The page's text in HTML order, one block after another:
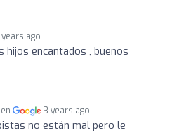
years ago
hijos encantados , buenos
3 years ago
no están mal pero le